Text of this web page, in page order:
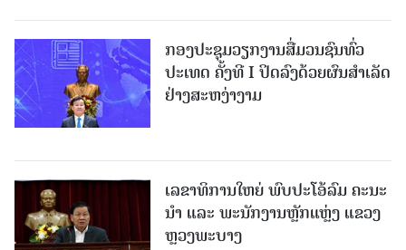
ກອງປະຊຸມວຽກງານສື່ມວນຊົນທົ່ວ
ປະເທດ ຄັ້ງທີ I ປິດລົງດ້ວຍຜົນສໍາເລັດ
ຢ່າງສະຫງ່າງາມ
ເລຂາທິການໃຫຍ່ ພົບປະໂອ້ລົມ ຄະນະ
ນໍາ ແລະ ພະນັກງານຫຼັກແຫຼ່ງ ແຂວງ
ຫຼວງພະບາງ